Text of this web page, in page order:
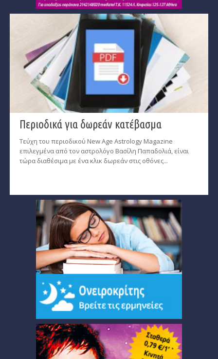
Περιοδικά για δωρεάν κατέβασμα
Τεύχη του περιοδικού New Age Astrology Magazine
επιλεγμένα από τον αστρολόγο Βασίλη Παπαδολιά, είναι
τώρα διαθέσιμα με ένα κλικ δωρεάν στις οθόνες...